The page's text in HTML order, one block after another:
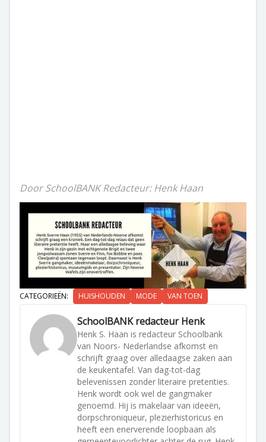
Door SchoolBANK Redacteur: Henk Haan
CATEGORIEËN: HUISHOUDEN MODE VAN TOEN
SchoolBANK redacteur Henk
Henk S. Haan is redacteur Schoolbank
van Noors- Nederlandse afkomst en
schrijft graag over alledaagse zaken aan
de keukentafel. Van dag-tot-dag
belevenissen zonder literaire pretenties.
Henk wordt ook wel de gangmaker
genoemd. Hij is makelaar van ideeën,
dorpschroniqueur, plezierhistoricus en
heeft een enerverende loopbaan als